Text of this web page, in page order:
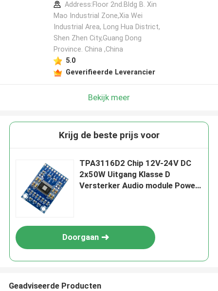
Laat een bericht achter
We bellen je snel terug!
Address:Floor 2nd.Bldg B. Xin
Mao Industrial Zone,Xia Wei
Industrial Area, Long Hua District,
Shen Zhen City,Guang Dong
Province. China ,China
5.0
Geverifieerde Leverancier
Bekijk meer
Krijg de beste prijs voor
TPA3116D2 Chip 12V-24V DC
2x50W Uitgang Klasse D
Versterker Audio module Power
Doorgaan
Geadviseerde Producten